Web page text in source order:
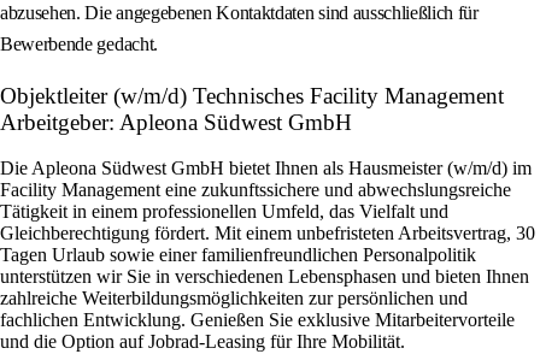
abzusehen. Die angegebenen Kontaktdaten sind ausschließlich für
Bewerbende gedacht.
Objektleiter (w/m/d) Technisches Facility Management
Arbeitgeber: Apleona Südwest GmbH
Die Apleona Südwest GmbH bietet Ihnen als Hausmeister (w/m/d) im
Facility Management eine zukunftssichere und abwechslungsreiche
Tätigkeit in einem professionellen Umfeld, das Vielfalt und
Gleichberechtigung fördert. Mit einem unbefristeten Arbeitsvertrag, 30
Tagen Urlaub sowie einer familienfreundlichen Personalpolitik
unterstützen wir Sie in verschiedenen Lebensphasen und bieten Ihnen
zahlreiche Weiterbildungsmöglichkeiten zur persönlichen und
fachlichen Entwicklung. Genießen Sie exklusive Mitarbeitervorteile
und die Option auf Jobrad-Leasing für Ihre Mobilität.